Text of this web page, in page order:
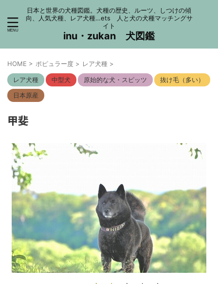
日本と世界の犬種図鑑。犬種の歴史、ルーツ、しつけの傾
向、人気犬種、レア犬種…ets 人と犬の犬種マッチングサ
イト
inu・zukan 犬図鑑
HOME > ポピュラー度 > レア犬種 >
レア犬種 中型犬 原始的な犬・スピッツ
抜け毛（多い）
日本原産
甲斐